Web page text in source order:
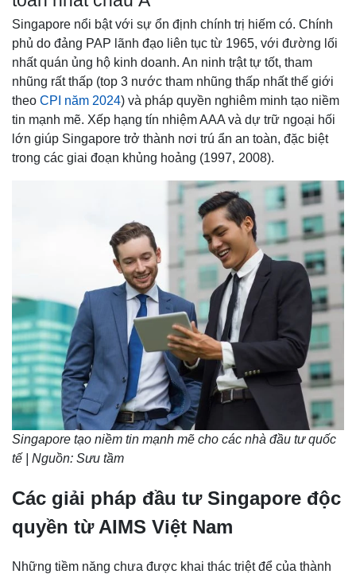
Singapore nổi bật với sự ổn định chính trị hiếm có. Chính
phủ do đảng PAP lãnh đạo liên tục từ 1965, với đường lối
nhất quán ủng hộ kinh doanh. An ninh trật tự tốt, tham
nhũng rất thấp (top 3 nước tham nhũng thấp nhất thế giới
theo CPI năm 2024) và pháp quyền nghiêm minh tạo niềm
tin mạnh mẽ. Xếp hạng tín nhiệm AAA và dự trữ ngoại hối
lớn giúp Singapore trở thành nơi trú ẩn an toàn, đặc biệt
trong các giai đoạn khủng hoảng (1997, 2008).
Singapore tạo niềm tin mạnh mẽ cho các nhà đầu tư quốc
tế | Nguồn: Sưu tầm
Các giải pháp đầu tư Singapore độc
quyền từ AIMS Việt Nam
Những tiềm năng chưa được khai thác triệt để của thành